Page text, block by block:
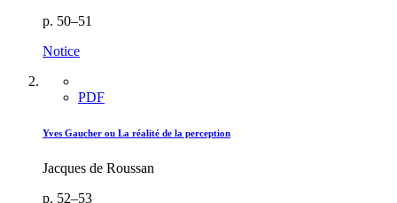
p. 50–51
Notice
PDF
Yves Gaucher ou La réalité de la perception
Jacques de Roussan
p. 52–53